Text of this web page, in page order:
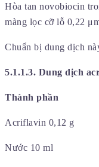
Hòa tan novobiocin
màng lọc cỡ lỗ 0,22
Chuẩn bị dung dịch
5.1.1.3. Dung dịch
Thành phần
Acriflavin 0,12 g
Nước 10 ml